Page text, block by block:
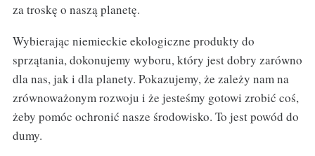
za troskę o naszą planetę.
Wybierając niemieckie ekologiczne produkty do
sprzątania, dokonujemy wyboru, który jest dobry zarówno
dla nas, jak i dla planety. Pokazujemy, że zależy nam na
zrównoważonym rozwoju i że jesteśmy gotowi zrobić coś,
żeby pomóc ochronić nasze środowisko. To jest powód do
dumy.